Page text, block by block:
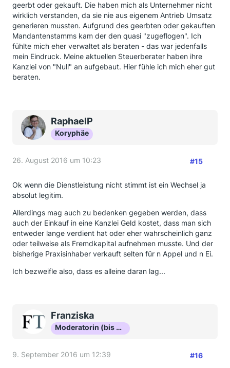
geerbt oder gekauft. Die haben mich als Unternehmer nicht
wirklich verstanden, da sie nie aus eigenem Antrieb Umsatz
generieren mussten. Aufgrund des geerbten oder gekauften
Mandantenstamms kam der den quasi "zugeflogen". Ich
fühlte mich eher verwaltet als beraten - das war jedenfalls
mein Eindruck. Meine aktuellen Steuerberater haben ihre
Kanzlei von "Null" an aufgebaut. Hier fühle ich mich eher gut
beraten.
RaphaelP
Koryphäe
26. August 2016 um 10:23 #15
Ok wenn die Dienstleistung nicht stimmt ist ein Wechsel ja
absolut legitim.
Allerdings mag auch zu bedenken gegeben werden, dass
auch der Einkauf in eine Kanzlei Geld kostet, dass man sich
entweder lange verdient hat oder eher wahrscheinlich ganz
oder teilweise als Fremdkapital aufnehmen musste. Und der
bisherige Praxisinhaber verkauft selten für n Appel und n Ei.
Ich bezweifle also, dass es alleine daran lag...
Franziska
Moderatorin (bis Okt 16)
9. September 2016 um 12:39 #16